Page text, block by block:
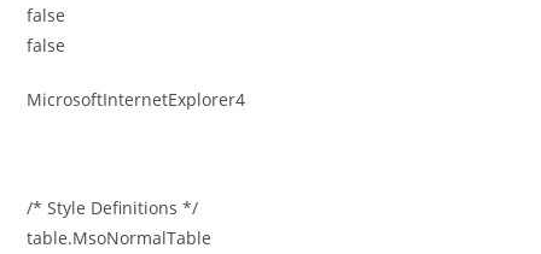
false
false
MicrosoftInternetExplorer4
/* Style Definitions */
table.MsoNormalTable